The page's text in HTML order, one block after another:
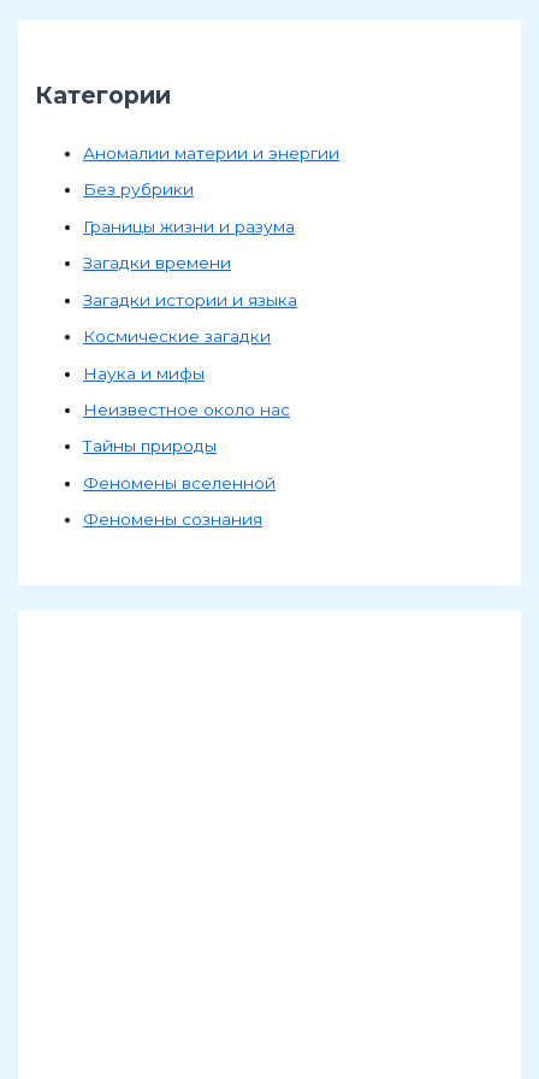
Категории
Аномалии материи и энергии
Без рубрики
Границы жизни и разума
Загадки времени
Загадки истории и языка
Космические загадки
Наука и мифы
Неизвестное около нас
Тайны природы
Феномены вселенной
Феномены сознания